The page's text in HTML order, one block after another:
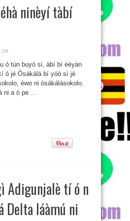
ninèyí tàbí
Offon
ni
ojú
ò
rírí,
kárí
f’ojú
ó tún buyò si, àbí bí èèyàn
ó jé Òsákálá bí yóò sì jé
èwo ni òsákálásokolo.
ni a ó pe ...
Adigunjalè tí ó n
Delta láàmú ni